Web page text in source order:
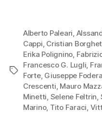
Tag
Alberto Paleari,
Cappi, Cristian
Erika Polignino,
Francesco G. Lugli,
Forte, Giuseppe
Crescenti, Mauro
Minetti, Selene Feltrin,
Marino, Tito Faraci,